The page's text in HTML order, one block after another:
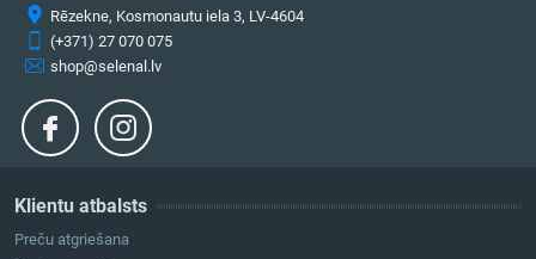
Klientu atbalsts
Preču atgriešana
Rēzekne, Kosmonautu iela 3, LV-4604
(+371) 27 070 075
shop@selenal.lv